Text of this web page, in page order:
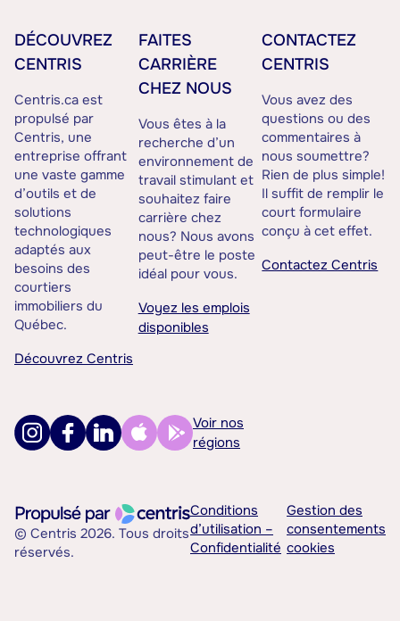
DÉCOUVREZ
CENTRIS
Centris.ca est
propulsé par
Centris, une
entreprise offrant
une vaste gamme
d’outils et de
solutions
technologiques
adaptés aux
besoins des
courtiers
immobiliers du
Québec.
Découvrez Centris
FAITES
CARRIÈRE
CHEZ NOUS
Vous êtes à la
recherche d’un
environnement de
travail stimulant et
souhaitez faire
carrière chez
nous? Nous avons
peut-être le poste
idéal pour vous.
Voyez les emplois
disponibles
CONTACTEZ
CENTRIS
Vous avez des
questions ou des
commentaires à
nous soumettre?
Rien de plus simple!
Il suffit de remplir le
court formulaire
conçu à cet effet.
Contactez Centris
Voir nos
régions
© Centris 2026. Tous droits
réservés.
Conditions
d’utilisation –
Confidentialité
Gestion des
consentements
cookies